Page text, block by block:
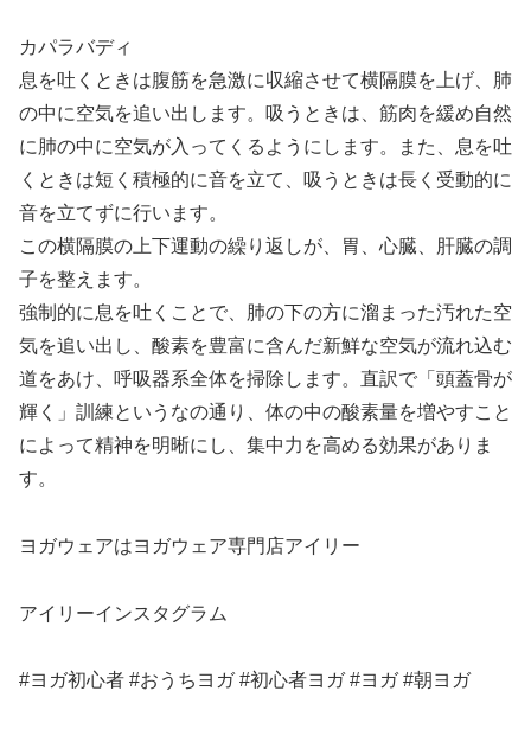
カパラバディ
息を吐くときは腹筋を急激に収縮させて横隔膜を上げ、肺
の中に空気を追い出します。吸うときは、筋肉を緩め自然
に肺の中に空気が入ってくるようにします。また、息を吐
くときは短く積極的に音を立て、吸うときは長く受動的に
音を立てずに行います。
この横隔膜の上下運動の繰り返しが、胃、心臓、肝臓の調
子を整えます。
強制的に息を吐くことで、肺の下の方に溜まった汚れた空
気を追い出し、酸素を豊富に含んだ新鮮な空気が流れ込む
道をあけ、呼吸器系全体を掃除します。直訳で「頭蓋骨が
輝く」訓練というなの通り、体の中の酸素量を増やすこと
によって精神を明晰にし、集中力を高める効果がありま
す。
ヨガウェアはヨガウェア専門店アイリー
アイリーインスタグラム
#ヨガ初心者 #おうちヨガ #初心者ヨガ #ヨガ #朝ヨガ